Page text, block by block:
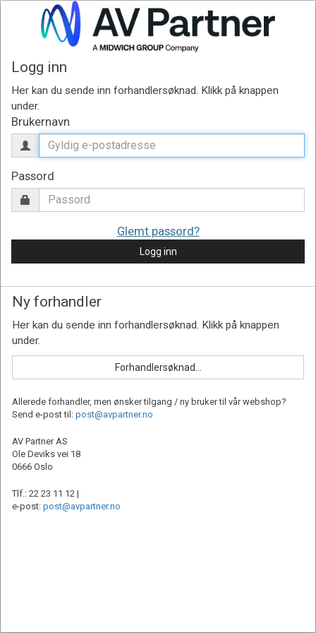
Logg inn
Brukernavn
Passord
Glemt passord?
Logg inn
Ny forhandler
Allerede forhandler, men ønsker tilgang / ny bruker til vår webshop?
Send e-post til: post@avpartner.no
AV Partner AS
Ole Deviks vei 18
0666 Oslo
Tlf.: 22 23 11 12 |
e-post: post@avpartner.no